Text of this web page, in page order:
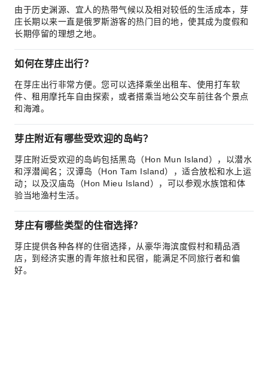
由于历史渊源、宜人的热带气候以及相对较低的生活成本，芽
庄长期以来一直是俄罗斯游客的热门目的地，使其成为度假和
长期停留的理想之地。
如何在芽庄出行？
在芽庄出行非常方便。您可以选择乘坐出租车、使用打车软
件、租用摩托车自由探索，或者搭乘当地公交车前往各个景点
和海滩。
芽庄附近有哪些受欢迎的岛屿？
芽庄附近受欢迎的岛屿包括黑岛（Hon Mun Island），以潜水
和浮潜闻名；汉谭岛（Hon Tam Island），适合放松和水上运
动；以及汉庙岛（Hon Mieu Island），可以参观水族馆和体
验当地渔村生活。
芽庄有哪些类型的住宿选择？
芽庄提供各种各样的住宿选择，从豪华海滨度假村和精品酒
店，到经济实惠的青年旅社和民宿，能满足不同旅行者和偏
好。